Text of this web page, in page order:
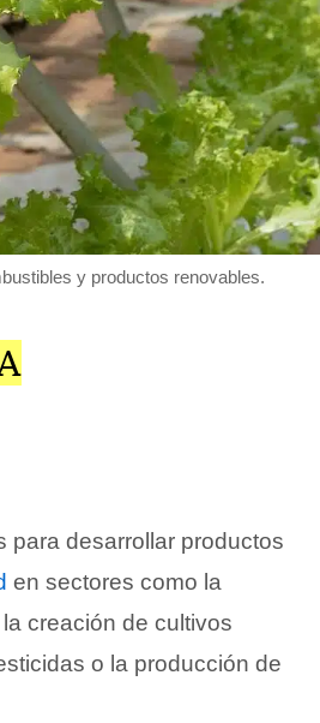
y productos renovables.
para desarrollar productos
en sectores como la
creación de cultivos
o la producción de